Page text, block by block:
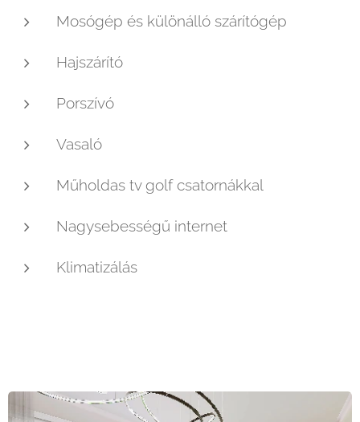
Mosógép és különálló szárítógép
Hajszárító
Porszívó
Vasaló
Műholdas tv golf csatornákkal
Nagysebességű internet
Klimatizálás